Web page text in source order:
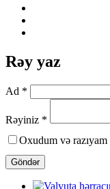
Rəy yaz
Ad *
Rəyiniz *
Oxudum və razıyam
Göndər